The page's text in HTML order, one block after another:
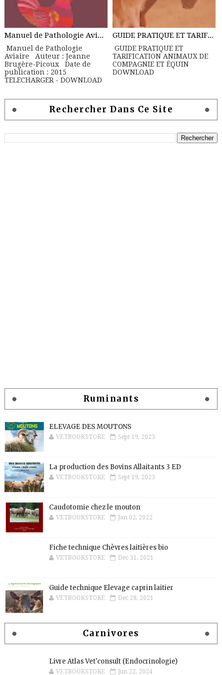
Manuel de Pathologie Aviaire
Manuel de Pathologie
Aviaire Auteur : Jeanne
Brugère-Picoux Date de
publication : 2015
TELECHARGER - DOWNLOAD
GUIDE PRATIQUE ET TARIFICATION ANIMAUX DE COMPAGNIE ET ÉQUIN
GUIDE PRATIQUE ET
TARIFICATION ANIMAUX DE
COMPAGNIE ET ÉQUIN
DOWNLOAD
Rechercher Dans Ce Site
Ruminants
ELEVAGE DES MOUTONS
VETBOOKSTORE Sept 19, 2023
La production des Bovins Allaitants 3 ED
VETBOOKSTORE Sept 19, 2023
Caudotomie chez le mouton
VETBOOKSTORE Jan 02, 2022
Fiche technique Chèvres laitières bio
VETBOOKSTORE Dec 31, 2021
Guide technique Elevage caprin laitier
VETBOOKSTORE Dec 28, 2021
Carnivores
Livre Atlas Vet'consult (Endocrinologie)
VETBOOKSTORE Jun 22, 2024